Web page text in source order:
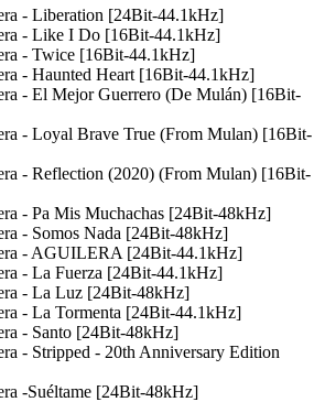
- Liberation [24Bit-44.1kHz]
- Like I Do [16Bit-44.1kHz]
- Twice [16Bit-44.1kHz]
- Haunted Heart [16Bit-44.1kHz]
- El Mejor Guerrero (De Mulán) [16Bit-
- Loyal Brave True (From Mulan) [16Bit-
- Reflection (2020) (From Mulan) [16Bit-
- Pa Mis Muchachas [24Bit-48kHz]
- Somos Nada [24Bit-48kHz]
- AGUILERA [24Bit-44.1kHz]
- La Fuerza [24Bit-44.1kHz]
- La Luz [24Bit-48kHz]
- La Tormenta [24Bit-44.1kHz]
- Santo [24Bit-48kHz]
- Stripped - 20th Anniversary Edition
-Suéltame [24Bit-48kHz]